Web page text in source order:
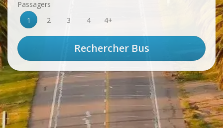
Passagers
1
2 3 4 4+